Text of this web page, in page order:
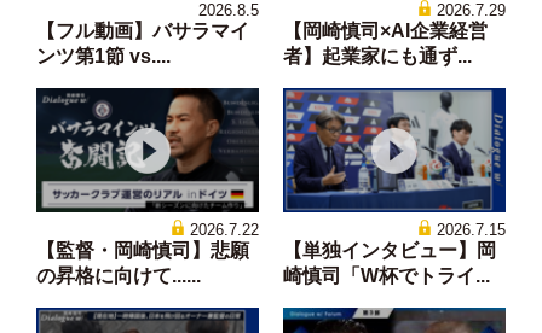
2026.8.5
【フル動画】バサラマイ
ンツ第1節 vs....
2026.7.29
【岡崎慎司×AI企業経営
者】起業家にも通ず...
2026.7.22
【監督・岡崎慎司】悲願
の昇格に向けて......
2026.7.15
【単独インタビュー】岡
崎慎司「W杯でトライ...